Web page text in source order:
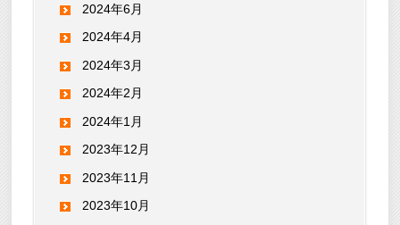
2024年6月
2024年4月
2024年3月
2024年2月
2024年1月
2023年12月
2023年11月
2023年10月